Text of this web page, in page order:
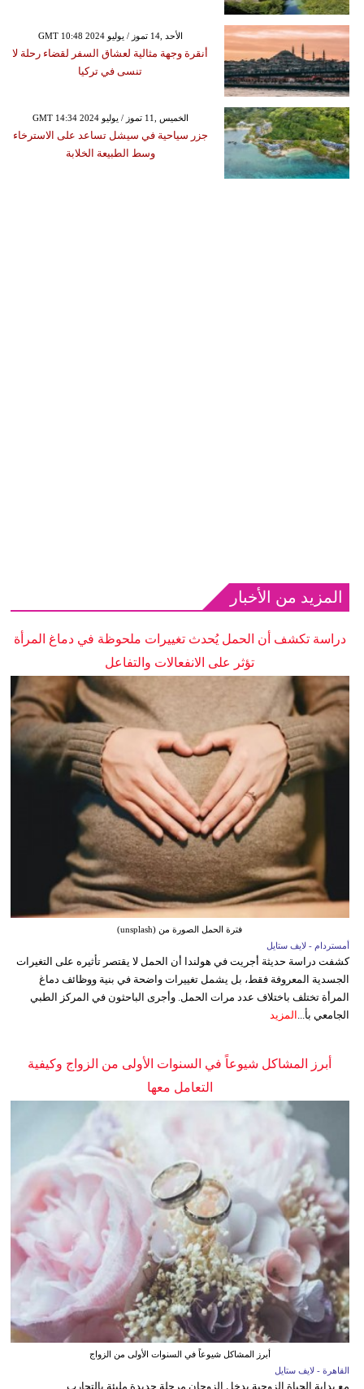
GMT 10:48 2024 الأحد ,14 تموز / يوليو
أنقرة وجهة مثالية لعشاق السفر لقضاء رحلة لا
تنسى في تركيا
GMT 14:34 2024 الخميس ,11 تموز / يوليو
جزر سياحية في سيشل تساعد على الاسترخاء
وسط الطبيعة الخلابة
المزيد من الأخبار
دراسة تكشف أن الحمل يُحدث تغييرات ملحوظة في دماغ المرأة
تؤثر على الانفعالات والتفاعل
فترة الحمل الصورة من (unsplash)
أمستردام - لايف ستايل
كشفت دراسة حديثة أجريت في هولندا أن الحمل لا يقتصر تأثيره على التغيرات
الجسدية المعروفة فقط، بل يشمل تغييرات واضحة في بنية ووظائف دماغ
المرأة تختلف باختلاف عدد مرات الحمل. وأجرى الباحثون في المركز الطبي
الجامعي بأ... المزيد
أبرز المشاكل شيوعاً في السنوات الأولى من الزواج وكيفية
التعامل معها
أبرز المشاكل شيوعاً في السنوات الأولى من الزواج
القاهرة - لايف ستايل
مع بداية الحياة الزوجية يدخل الزوجان مرحلة جديدة مليئة بالتجارب